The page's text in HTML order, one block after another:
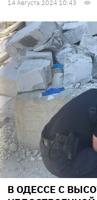
14 Августа 2024 10:43
В ОДЕССЕ С